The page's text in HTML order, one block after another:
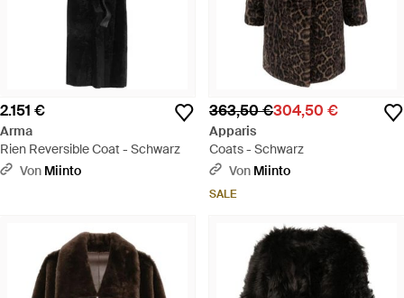
2.151 €
Arma
Rien Reversible Coat - Schwarz
Von Miinto
363,50 €304,50 €
Apparis
Coats - Schwarz
Von Miinto
SALE